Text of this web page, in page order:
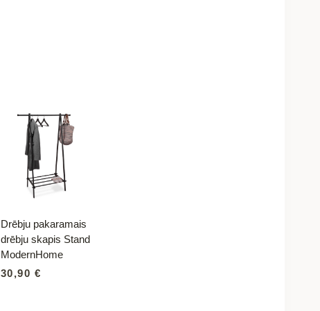
Drēbju pakaramais
drēbju skapis Stand
ModernHome
30,90 €